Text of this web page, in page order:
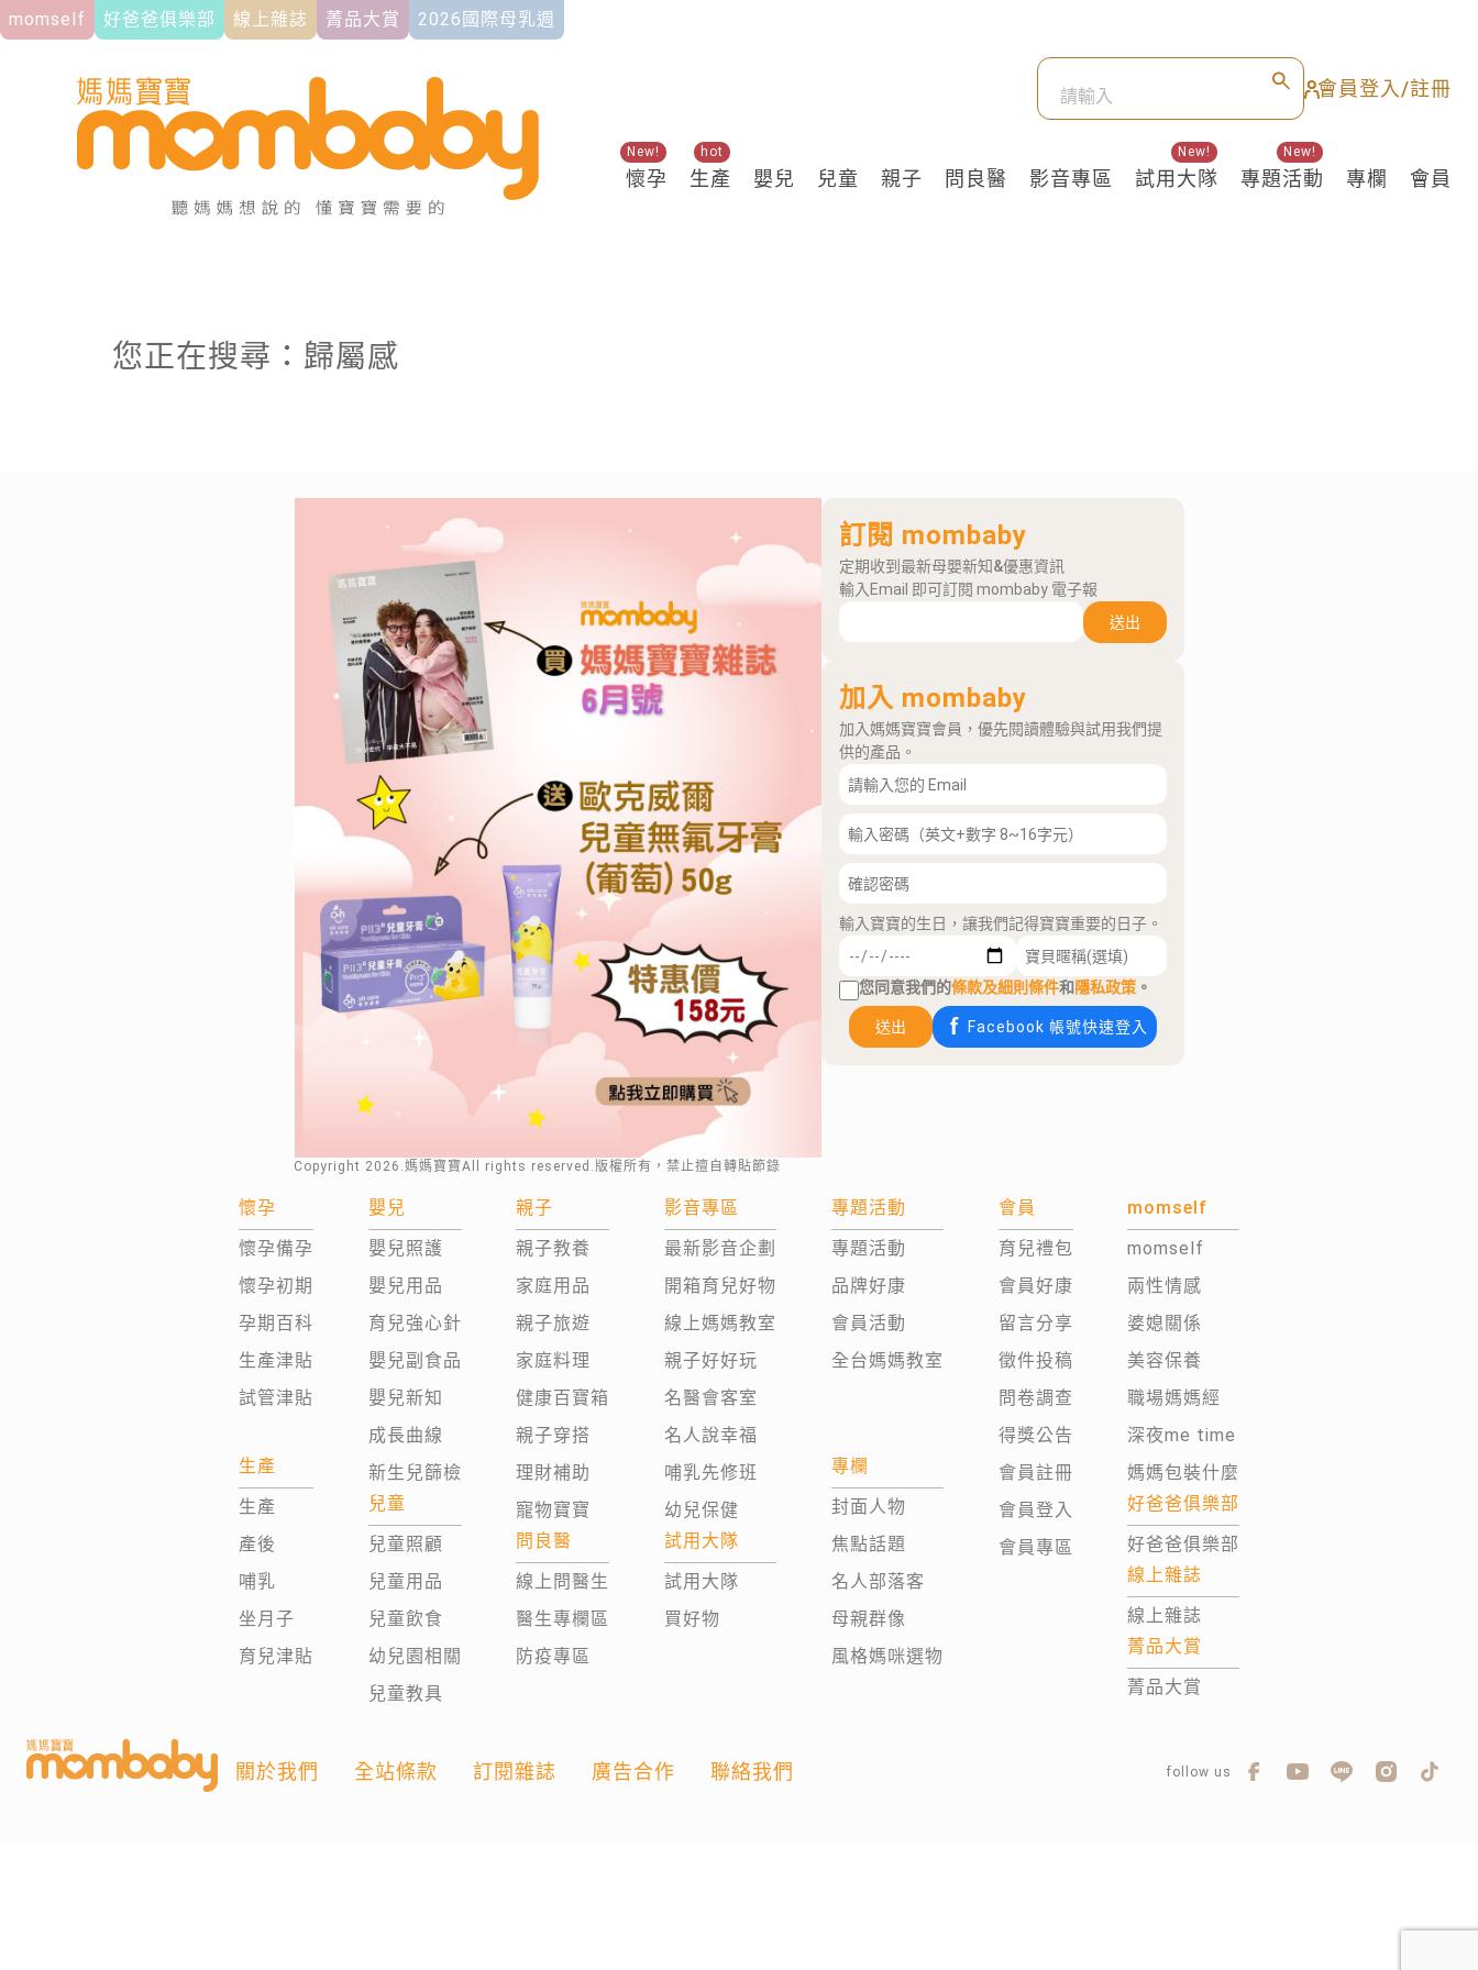
momself 好爸爸俱樂部 線上雜誌 菁品大賞 2026國際母乳週
會員登入/註冊
懷孕
New!
生產
hot
嬰兒 兒童 親子 問良醫 影音專區 試用大隊
New!
專題活動
New!
專欄 會員
關鍵熱搜
您正在搜尋：歸屬感
Copyright 2026 .媽媽寶寶All rights reserved.版權所有，禁止擅自轉貼節錄
訂閱 mombaby
定期收到最新母嬰新知&優惠資訊
輸入Email 即可訂閱 mombaby 電子報
送出
加入 mombaby
加入媽媽寶寶會員，優先閱讀體驗與試用我們提
供的產品。
輸入寶寶的生日，讓我們記得寶寶重要的日子。
您同意我們的條款及細則條件和隱私政策 。
送出 Facebook 帳號快速登入
懷孕
懷孕備孕
懷孕初期
孕期百科
生產津貼
試管津貼
生產
生產
產後
哺乳
坐月子
育兒津貼
嬰兒
嬰兒照護
嬰兒用品
育兒強心針
嬰兒副食品
嬰兒新知
成長曲線
新生兒篩檢
兒童
兒童照顧
兒童用品
兒童飲食
幼兒園相關
兒童教具
親子
親子教養
家庭用品
親子旅遊
家庭料理
健康百寶箱
親子穿搭
理財補助
寵物寶寶
問良醫
線上問醫生
醫生專欄區
防疫專區
影音專區
最新影音企劃
開箱育兒好物
線上媽媽教室
親子好好玩
名醫會客室
名人說幸福
哺乳先修班
幼兒保健
試用大隊
試用大隊
買好物
專題活動
專題活動
品牌好康
會員活動
全台媽媽教室
專欄
封面人物
焦點話題
名人部落客
母親群像
風格媽咪選物
會員
育兒禮包
會員好康
留言分享
徵件投稿
問卷調查
得獎公告
會員註冊
會員登入
會員專區
momself
momself
兩性情感
婆媳關係
美容保養
職場媽媽經
深夜me time
媽媽包裝什麼
好爸爸俱樂部
好爸爸俱樂部
線上雜誌
線上雜誌
菁品大賞
菁品大賞
關於我們 全站條款 訂閱雜誌 廣告合作 聯絡我們 follow us